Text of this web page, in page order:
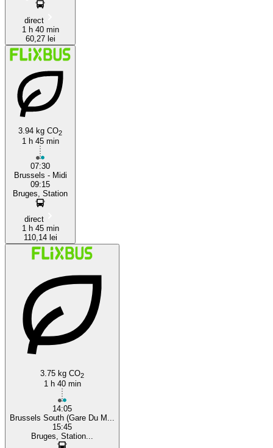
direct
1 h 40 min
60,27 lei
3.94 kg CO2
1 h 45 min
07:30
Brussels - Midi
09:15
Bruges, Station
direct
1 h 45 min
110,14 lei
3.75 kg CO2
1 h 40 min
14:05
Brussels South (Gare Du M...
15:45
Bruges, Station...